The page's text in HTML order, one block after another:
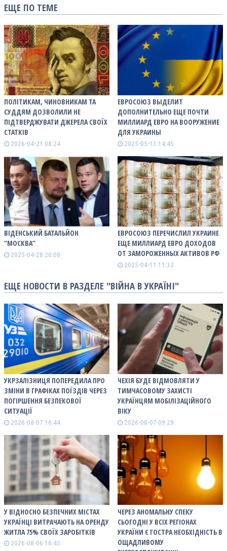
ЕЩЕ ПО ТЕМЕ
ПОЛІТИКАМ, ЧИНОВНИКАМ ТА
СУДДЯМ ДОЗВОЛИЛИ НЕ
ПІДТВЕРДЖУВАТИ ДЖЕРЕЛА СВОЇХ
СТАТКІВ
2026-04-21 08:24
ЕВРОСОЮЗ ВЫДЕЛИТ
ДОПОЛНИТЕЛЬНО ЕЩЕ ПОЧТИ
МИЛЛИАРД ЕВРО НА ВООРУЖЕНИЕ
ДЛЯ УКРАИНЫ
2025-05-13 14:45
ВІДЕНСЬКИЙ БАТАЛЬЙОН
“МОСКВА”
2025-04-28 20:08
ЕВРОСОЮЗ ПЕРЕЧИСЛИЛ УКРАИНЕ
ЕЩЕ МИЛЛИАРД ЕВРО ДОХОДОВ
ОТ ЗАМОРОЖЕННЫХ АКТИВОВ РФ
2025-04-11 11:32
ЕЩЕ НОВОСТИ В РАЗДЕЛЕ "ВІЙНА В УКРАЇНІ"
УКРЗАЛІЗНИЦЯ ПОПЕРЕДИЛА ПРО
ЗМІНИ В ГРАФІКАХ ПОЇЗДІВ ЧЕРЕЗ
ПОГІРШЕННЯ БЕЗПЕКОВОЇ
СИТУАЦІЇ
2026-08-07 16:44
ЧЕХІЯ БУДЕ ВІДМОВЛЯТИ У
ТИМЧАСОВОМУ ЗАХИСТІ
УКРАЇНЦЯМ МОБІЛІЗАЦІЙНОГО
ВІКУ
2026-08-07 09:29
У ВІДНОСНО БЕЗПЕЧНИХ МІСТАХ
УКРАЇНЦІ ВИТРАЧАЮТЬ НА ОРЕНДУ
ЖИТЛА 75% СВОЇХ ЗАРОБІТКІВ
2026-08-06 16:45
ЧЕРЕЗ АНОМАЛЬНУ СПЕКУ
СЬОГОДНІ У ВСІХ РЕГІОНАХ
УКРАЇНИ Є ГОСТРА НЕОБХІДНІСТЬ В
ОЩАДЛИВОМУ